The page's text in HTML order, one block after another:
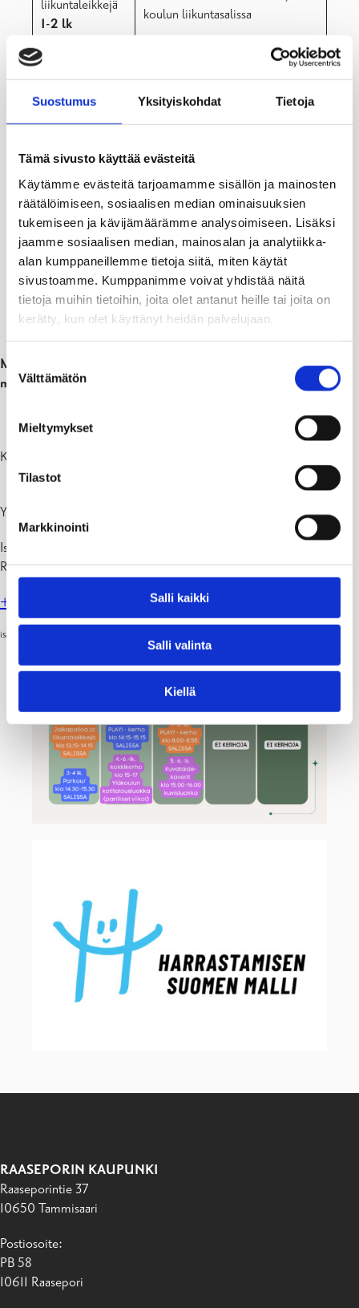
Suostumus Yksityiskohdat Tietoja
Tämä sivusto käyttää evästeitä
Käytämme evästeitä tarjoamamme sisällön ja mainosten
räätälöimiseen, sosiaalisen median ominaisuuksien
tukemiseen ja kävijämäärämme analysoimiseen. Lisäksi
jaamme sosiaalisen median, mainosalan ja analytiikka-
alan kumppaneillemme tietoja siitä, miten käytät
sivustoamme. Kumppanimme voivat yhdistää näitä
tietoja muihin tietoihin, joita olet antanut heille tai joita on
kerätty, kun olet käyttänyt heidän palvelujaan.
Suostumuksen
valinta
Välttämätön
Mieltymykset
Tilastot
Markkinointi
Salli kaikki
Salli valinta
Kiellä
liikuntaleikkejä
1-2 lk
koulun liikuntasalissa
PLAY! – kerho
1-2 lk.
Keskiviikkoisin 8.00-8.55,
koulun liikuntasalissa
Parkour3-4 lk.
PLAY! – kerho
3-4 lk.
liikuntasalissa
Kokkikerho 4-6
lk.
Torstaisin 15.00-17.00
parilliset viikot, Karjaan
yhteiskoulun kotitalousluokassa
Kuvataidekaverit
5-6 lk.
Keskiviikkoisin 15.00-16.00,
koulun kuvisluokassa
Mukaan kerhoon pääsee ilmoittautumalla Raaseporin Suomen
mallin kotisivujen kautta:
TÄSTÄ ILMOITTAUTUMISEEN
Kerholaiset ovat koulun tapaturmavakuutuksen piirissä.
Ystävällisin terveisin,
Isak Vilander, Koordinaattori, Harrastamisen Suomen malli,
Raaseporin kaupunki
+358 50 310 8150
isak.vilander(a)raasepori.fi
RAASEPORIN KAUPUNKI
Raaseporintie 37
10650 Tammisaari
Postiosoite:
PB 58
10611 Raasepori